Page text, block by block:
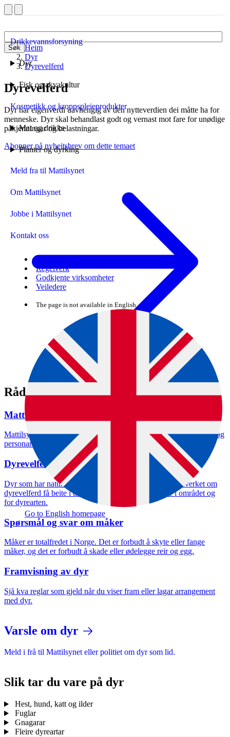
Søk
Drikkevannsforsyning
Dyr
Fisk og akvakultur
Kosmetikk og kroppspleieprodukter
Mat og drikke
Planter og dyrking
Meld fra til Mattilsynet
Om Mattilsynet
Jobbe i Mattilsynet
Kontakt oss
Regelverk
Godkjente virksomheter
Veiledere
The page is not available in English.
Go to English homepage
Heim
Dyr
Dyrevelferd
Dyrevelferd
Dyr har eigenverdi uavhengig av den nytteverdien dei måtte ha for
menneske. Dyr skal behandlast godt og vernast mot fare for unødige
påkjenningar og belastningar.
Abonner på nyheitsbrev om dette temaet
Råd og rettleiing om dyrevelferd
Mattilsynet sitt arbeid med dyrevelferd
Mattilsynet utviklar regelverk, fører tilsyn og rettleier verksemder og
personar som eig dyr.
Dyrevelferd på beite
Dyr som har naturleg behov for å beite, skal ifølge regelverket om
dyrevelferd få beite i det som er normal beiteperiode i området og
for dyrearten.
Spørsmål og svar om måker
Måker er totalfredet i Norge. Det er forbudt å skyte eller fange
måker, og det er forbudt å skade eller ødelegge reir og egg.
Framvisning av dyr
Sjå kva reglar som gjeld når du viser fram eller lagar arrangement
med dyr.
Varsle om dyr
Meld i frå til Mattilsynet eller politiet om dyr som lid.
Slik tar du vare på dyr
Hest, hund, katt og ilder
Fuglar
Gnagarar
Fleire dyreartar